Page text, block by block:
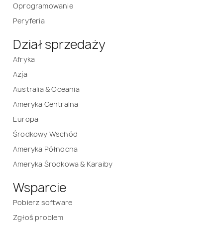
Oprogramowanie
Peryferia
Dział sprzedaży
Afryka
Azja
Australia & Oceania
Ameryka Centralna
Europa
Środkowy Wschód
Ameryka Północna
Ameryka Środkowa & Karaiby
Wsparcie
Pobierz software
Zgłoś problem